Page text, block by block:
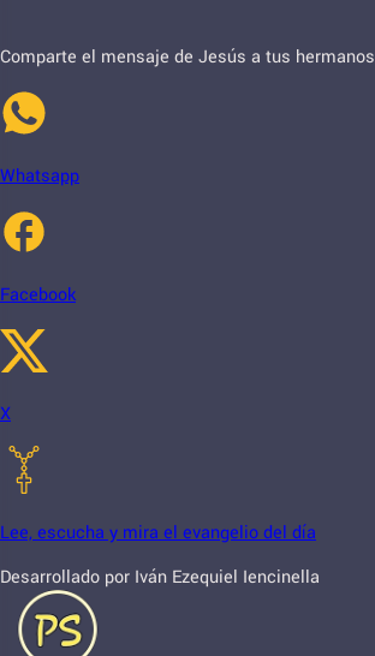
Comparte el mensaje de Jesús a tus hermanos
Whatsapp
Facebook
X
Lee, escucha y mira el evangelio del día
Desarrollado por Iván Ezequiel Iencinella